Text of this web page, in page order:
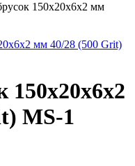
150х20х6х2 мм
MS-1